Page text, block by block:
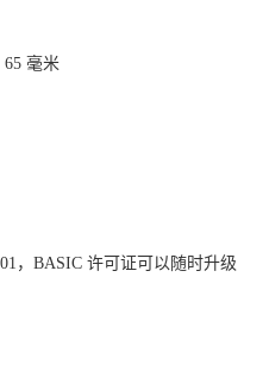
65 毫米
，BASIC 许可证可以随时升级